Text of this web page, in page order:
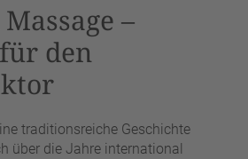
–
den
traditionsreiche Geschichte
über die Jahre international